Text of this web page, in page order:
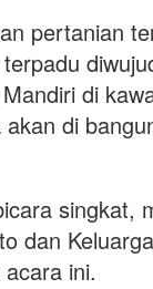
pertanian
di
di
singkat,
dan
ini.